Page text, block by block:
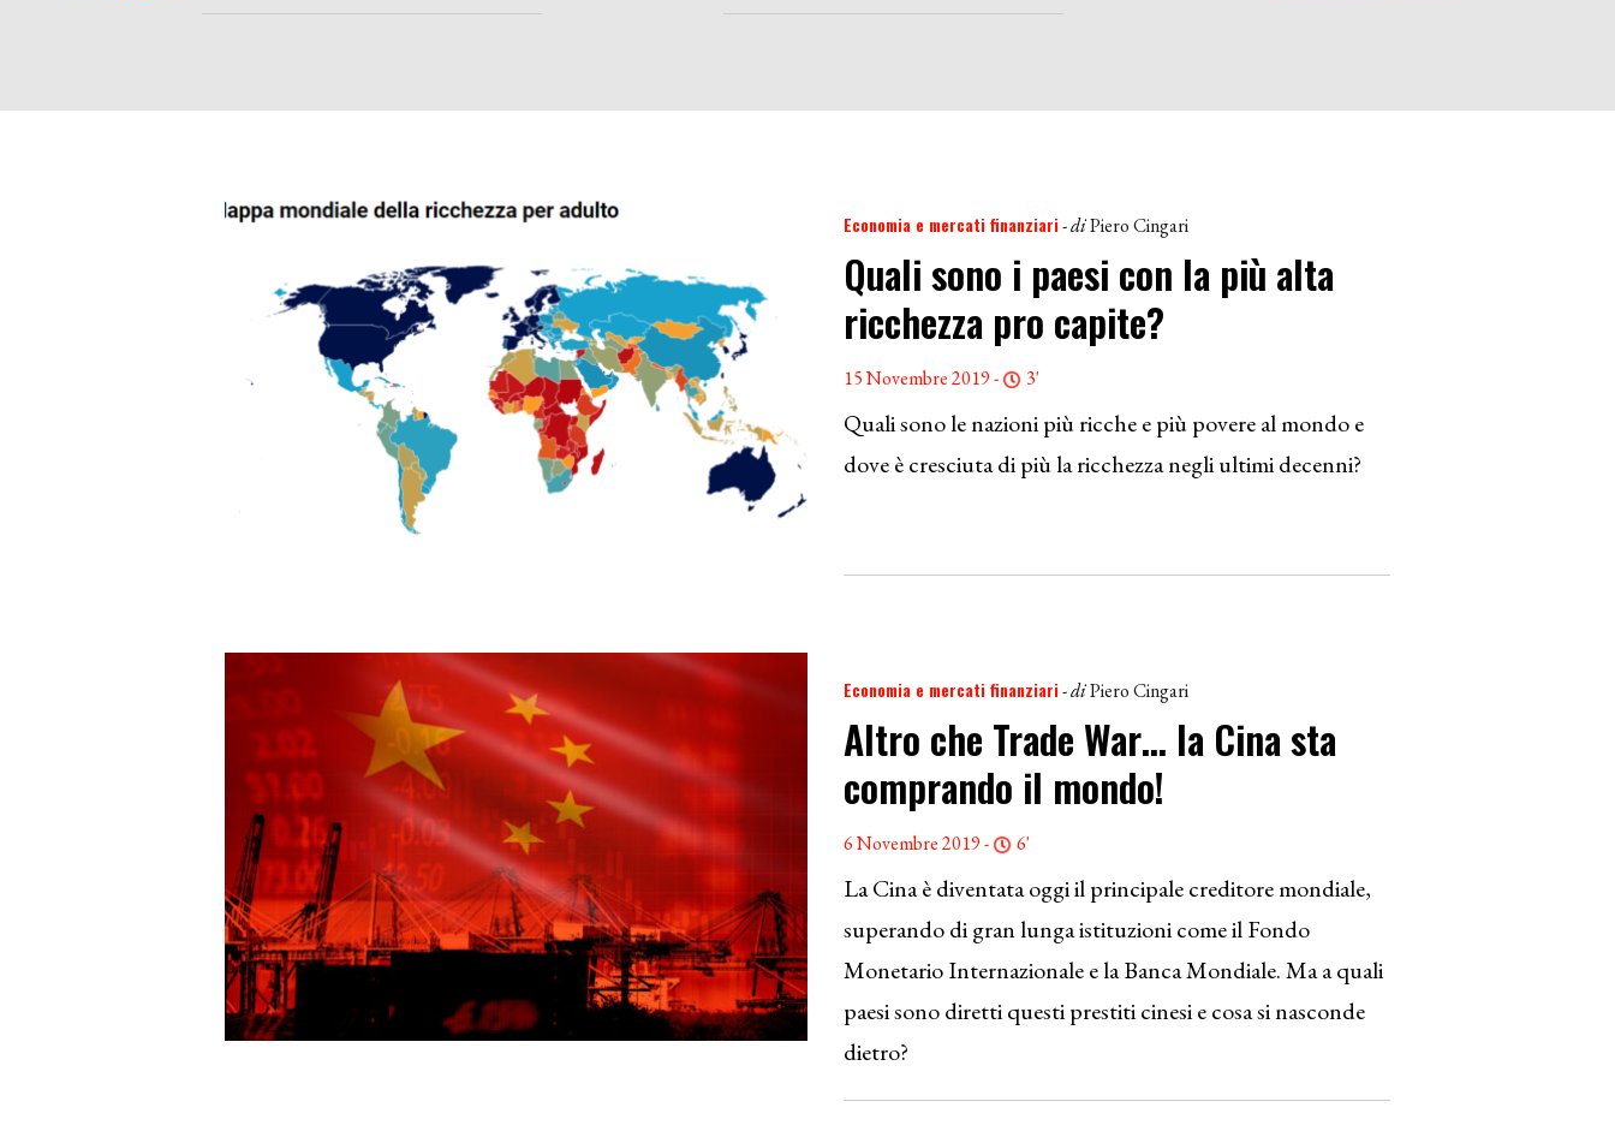
Economia e mercati finanziari- diPiero Cingari
Quali sono i paesi con la più alta
ricchezza pro capite?
15 Novembre 2019 - 3'
Quali sono le nazioni più ricche e più povere al mondo e
dove è cresciuta di più la ricchezza negli ultimi decenni?
Economia e mercati finanziari- diPiero Cingari
Altro che Trade War… la Cina sta
comprando il mondo!
6 Novembre 2019 - 6'
La Cina è diventata oggi il principale creditore mondiale,
superando di gran lunga istituzioni come il Fondo
Monetario Internazionale e la Banca Mondiale. Ma a quali
paesi sono diretti questi prestiti cinesi e cosa si nasconde
dietro?